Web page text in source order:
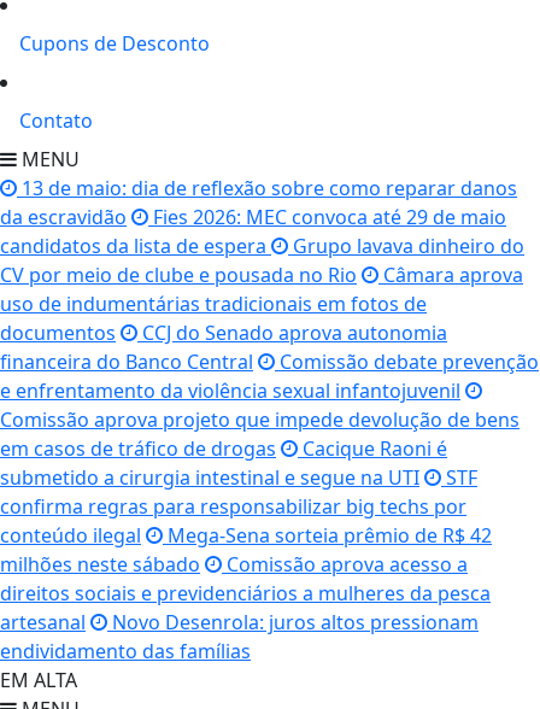
Cupons de Desconto
Contato
MENU
13 de maio: dia de reflexão sobre como reparar danos
da escravidão
Fies 2026: MEC convoca até 29 de maio
candidatos da lista de espera
Grupo lavava dinheiro do
CV por meio de clube e pousada no Rio
Câmara aprova
uso de indumentárias tradicionais em fotos de
documentos
CCJ do Senado aprova autonomia
financeira do Banco Central
Comissão debate prevenção
e enfrentamento da violência sexual infantojuvenil
Comissão aprova projeto que impede devolução de bens
em casos de tráfico de drogas
Cacique Raoni é
submetido a cirurgia intestinal e segue na UTI
STF
confirma regras para responsabilizar big techs por
conteúdo ilegal
Mega-Sena sorteia prêmio de R$ 42
milhões neste sábado
Comissão aprova acesso a
direitos sociais e previdenciários a mulheres da pesca
artesanal
Novo Desenrola: juros altos pressionam
endividamento das famílias
EM ALTA